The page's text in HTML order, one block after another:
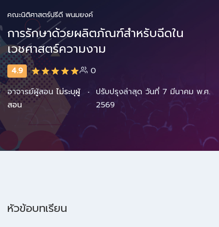
คณะนิติศาสตร์ปรีดี พนมยงค์
การรักษาด้วยผลิตภัณฑ์สำหรับฉีดใน
เวชศาสตร์ความงาม
4.9
0
อาจารย์ผู้สอน ไม่ระบุผู้
สอน
· ปรับปรุงล่าสุด วันที่ 7 มีนาคม พ.ศ.
2569
หัวข้อบทเรียน